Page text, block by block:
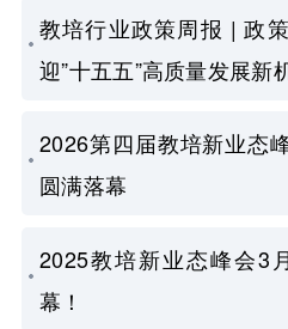
教培行业政策周报 | 政
迎”十五五”高质量发展新
2026第四届教培新业态
圆满落幕
2025教培新业态峰会3
幕！